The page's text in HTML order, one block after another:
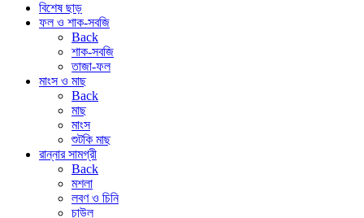
বিশেষ ছাড়
ফল ও শাক-সবজি
Back
শাক-সবজি
তাজা-ফল
মাংস ও মাছ
Back
মাছ
মাংস
শুটকি মাছ
রান্নার সামগ্রী
Back
মশলা
লবণ ও চিনি
চাউল